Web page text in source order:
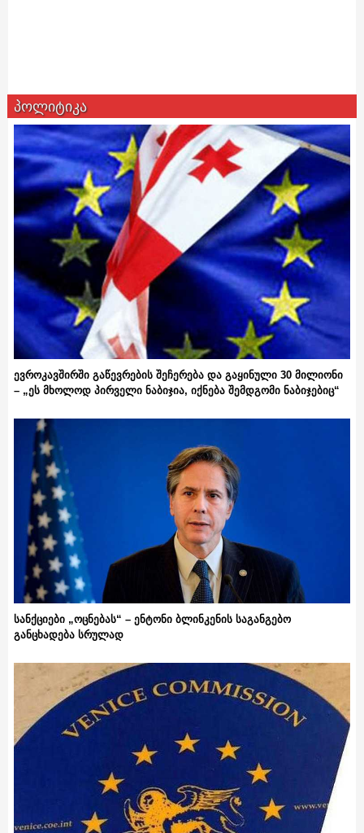
პოლიტიკა
ევროკავშირში გაწევრების შეჩერება და გაყინული 30 მილიონი
– „ეს მხოლოდ პირველი ნაბიჯია, იქნება შემდგომი ნაბიჯებიც“
სანქციები „ოცნებას“ – ენტონი ბლინკენის საგანგებო
განცხადება სრულად